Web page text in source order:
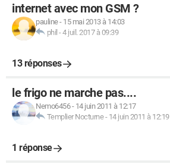
internet avec mon GSM ?
pauline- 15 mai 2013 à 14:03
phil -4 juil. 2017 à 09:39
13 réponses
le frigo ne marche pas....
Nemo6456- 14 juin 2011 à 12:17
Templier Nocturne- 14 juin 2011 à 12:19
1 réponse